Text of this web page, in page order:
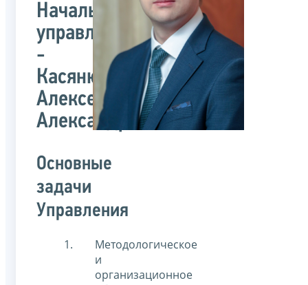
Начальник
управления
-
Касянюк
Алексей
Александрович
Основные
задачи
Управления
Методологическое
и
организационное